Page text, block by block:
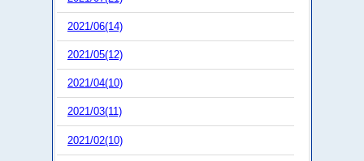
2021/06(14)
2021/05(12)
2021/04(10)
2021/03(11)
2021/02(10)